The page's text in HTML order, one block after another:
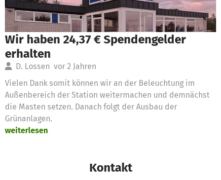
Wir haben 24,37 € Spendengelder
erhalten
D. Lossen vor 2 Jahren
Vielen Dank somit können wir an der Beleuchtung im
Außenbereich der Station weitermachen und demnächst
die Masten setzen. Danach folgt der Ausbau der
Grünanlagen.
weiterlesen
Kontakt